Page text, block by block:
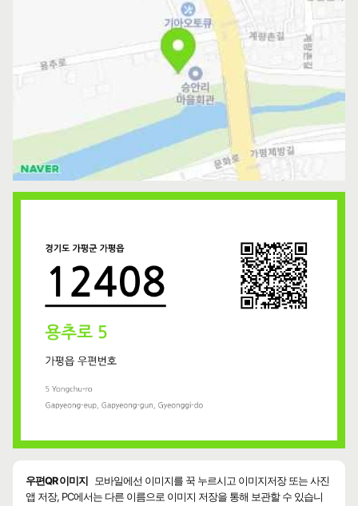
우편QR 이미지
모바일에선 이미지를 꾹 누르시고 이미지저장 또는 사진
앱 저장, PC에서는 다른 이름으로 이미지 저장을 통해 보관할 수 있습니